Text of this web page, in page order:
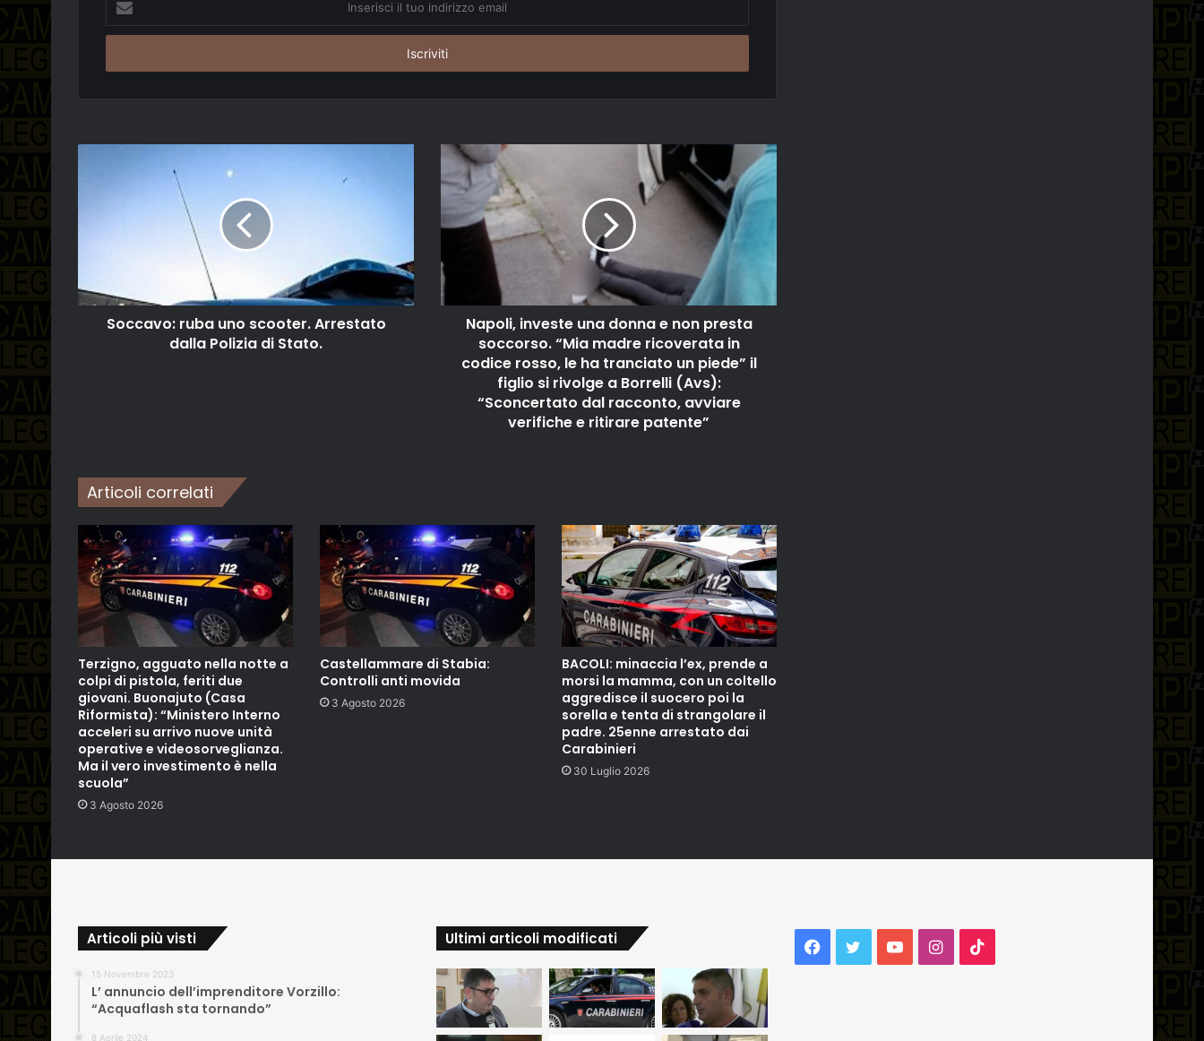
tuo
email
Soccavo: ruba uno scooter. Arrestato
dalla Polizia di Stato.
Napoli, investe una donna e non presta
soccorso. “Mia madre ricoverata in
codice rosso, le ha tranciato un piede” il
figlio si rivolge a Borrelli (Avs):
“Sconcertato dal racconto, avviare
verifiche e ritirare patente”
Articoli correlati
Terzigno, agguato nella notte a
colpi di pistola, feriti due
giovani. Buonajuto (Casa
Riformista): “Ministero Interno
acceleri su arrivo nuove unità
operative e videosorveglianza.
Ma il vero investimento è nella
scuola”
3 Agosto 2026
Castellammare di Stabia:
Controlli anti movida
3 Agosto 2026
BACOLI: minaccia l’ex, prende a
morsi la mamma, con un coltello
aggredisce il suocero poi la
sorella e tenta di strangolare il
padre. 25enne arrestato dai
Carabinieri
30 Luglio 2026
Articoli più visti
15 Novembre 2023
L’ annuncio dell’imprenditore Vorzillo:
“Acquaflash sta tornando”
8 Aprile 2024
Ultimi articoli modificati Facebook
TwitterYouTubeInstagram
TikTok